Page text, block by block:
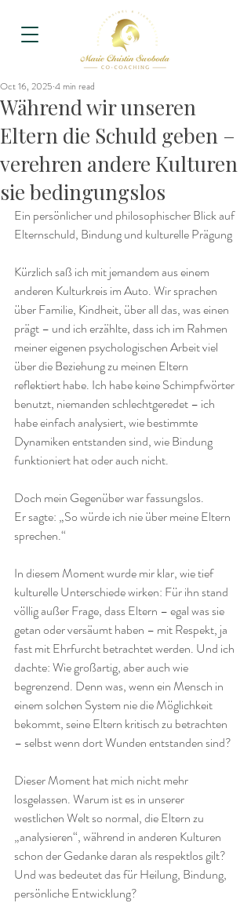
Während wir unseren
Eltern die Schuld geben –
verehren andere Kulturen
sie bedingungslos
Oct 16, 2025 4 min read
Ein persönlicher und philosophischer Blick auf
Elternschuld, Bindung und kulturelle Prägung
Kürzlich saß ich mit jemandem aus einem
anderen Kulturkreis im Auto. Wir sprachen
über Familie, Kindheit, über all das, was einen
prägt – und ich erzählte, dass ich im Rahmen
meiner eigenen psychologischen Arbeit viel
über die Beziehung zu meinen Eltern
reflektiert habe. Ich habe keine Schimpfwörter
benutzt, niemanden schlechtgeredet – ich
habe einfach analysiert, wie bestimmte
Dynamiken entstanden sind, wie Bindung
funktioniert hat oder auch nicht.
Doch mein Gegenüber war fassungslos.
Er sagte: „So würde ich nie über meine Eltern
sprechen.“
In diesem Moment wurde mir klar, wie tief
kulturelle Unterschiede wirken: Für ihn stand
völlig außer Frage, dass Eltern – egal was sie
getan oder versäumt haben – mit Respekt, ja
fast mit Ehrfurcht betrachtet werden. Und ich
dachte: Wie großartig, aber auch wie
begrenzend. Denn was, wenn ein Mensch in
einem solchen System nie die Möglichkeit
bekommt, seine Eltern kritisch zu betrachten
– selbst wenn dort Wunden entstanden sind?
Dieser Moment hat mich nicht mehr
losgelassen. Warum ist es in unserer
westlichen Welt so normal, die Eltern zu
„analysieren“, während in anderen Kulturen
schon der Gedanke daran als respektlos gilt?
Und was bedeutet das für Heilung, Bindung,
persönliche Entwicklung?